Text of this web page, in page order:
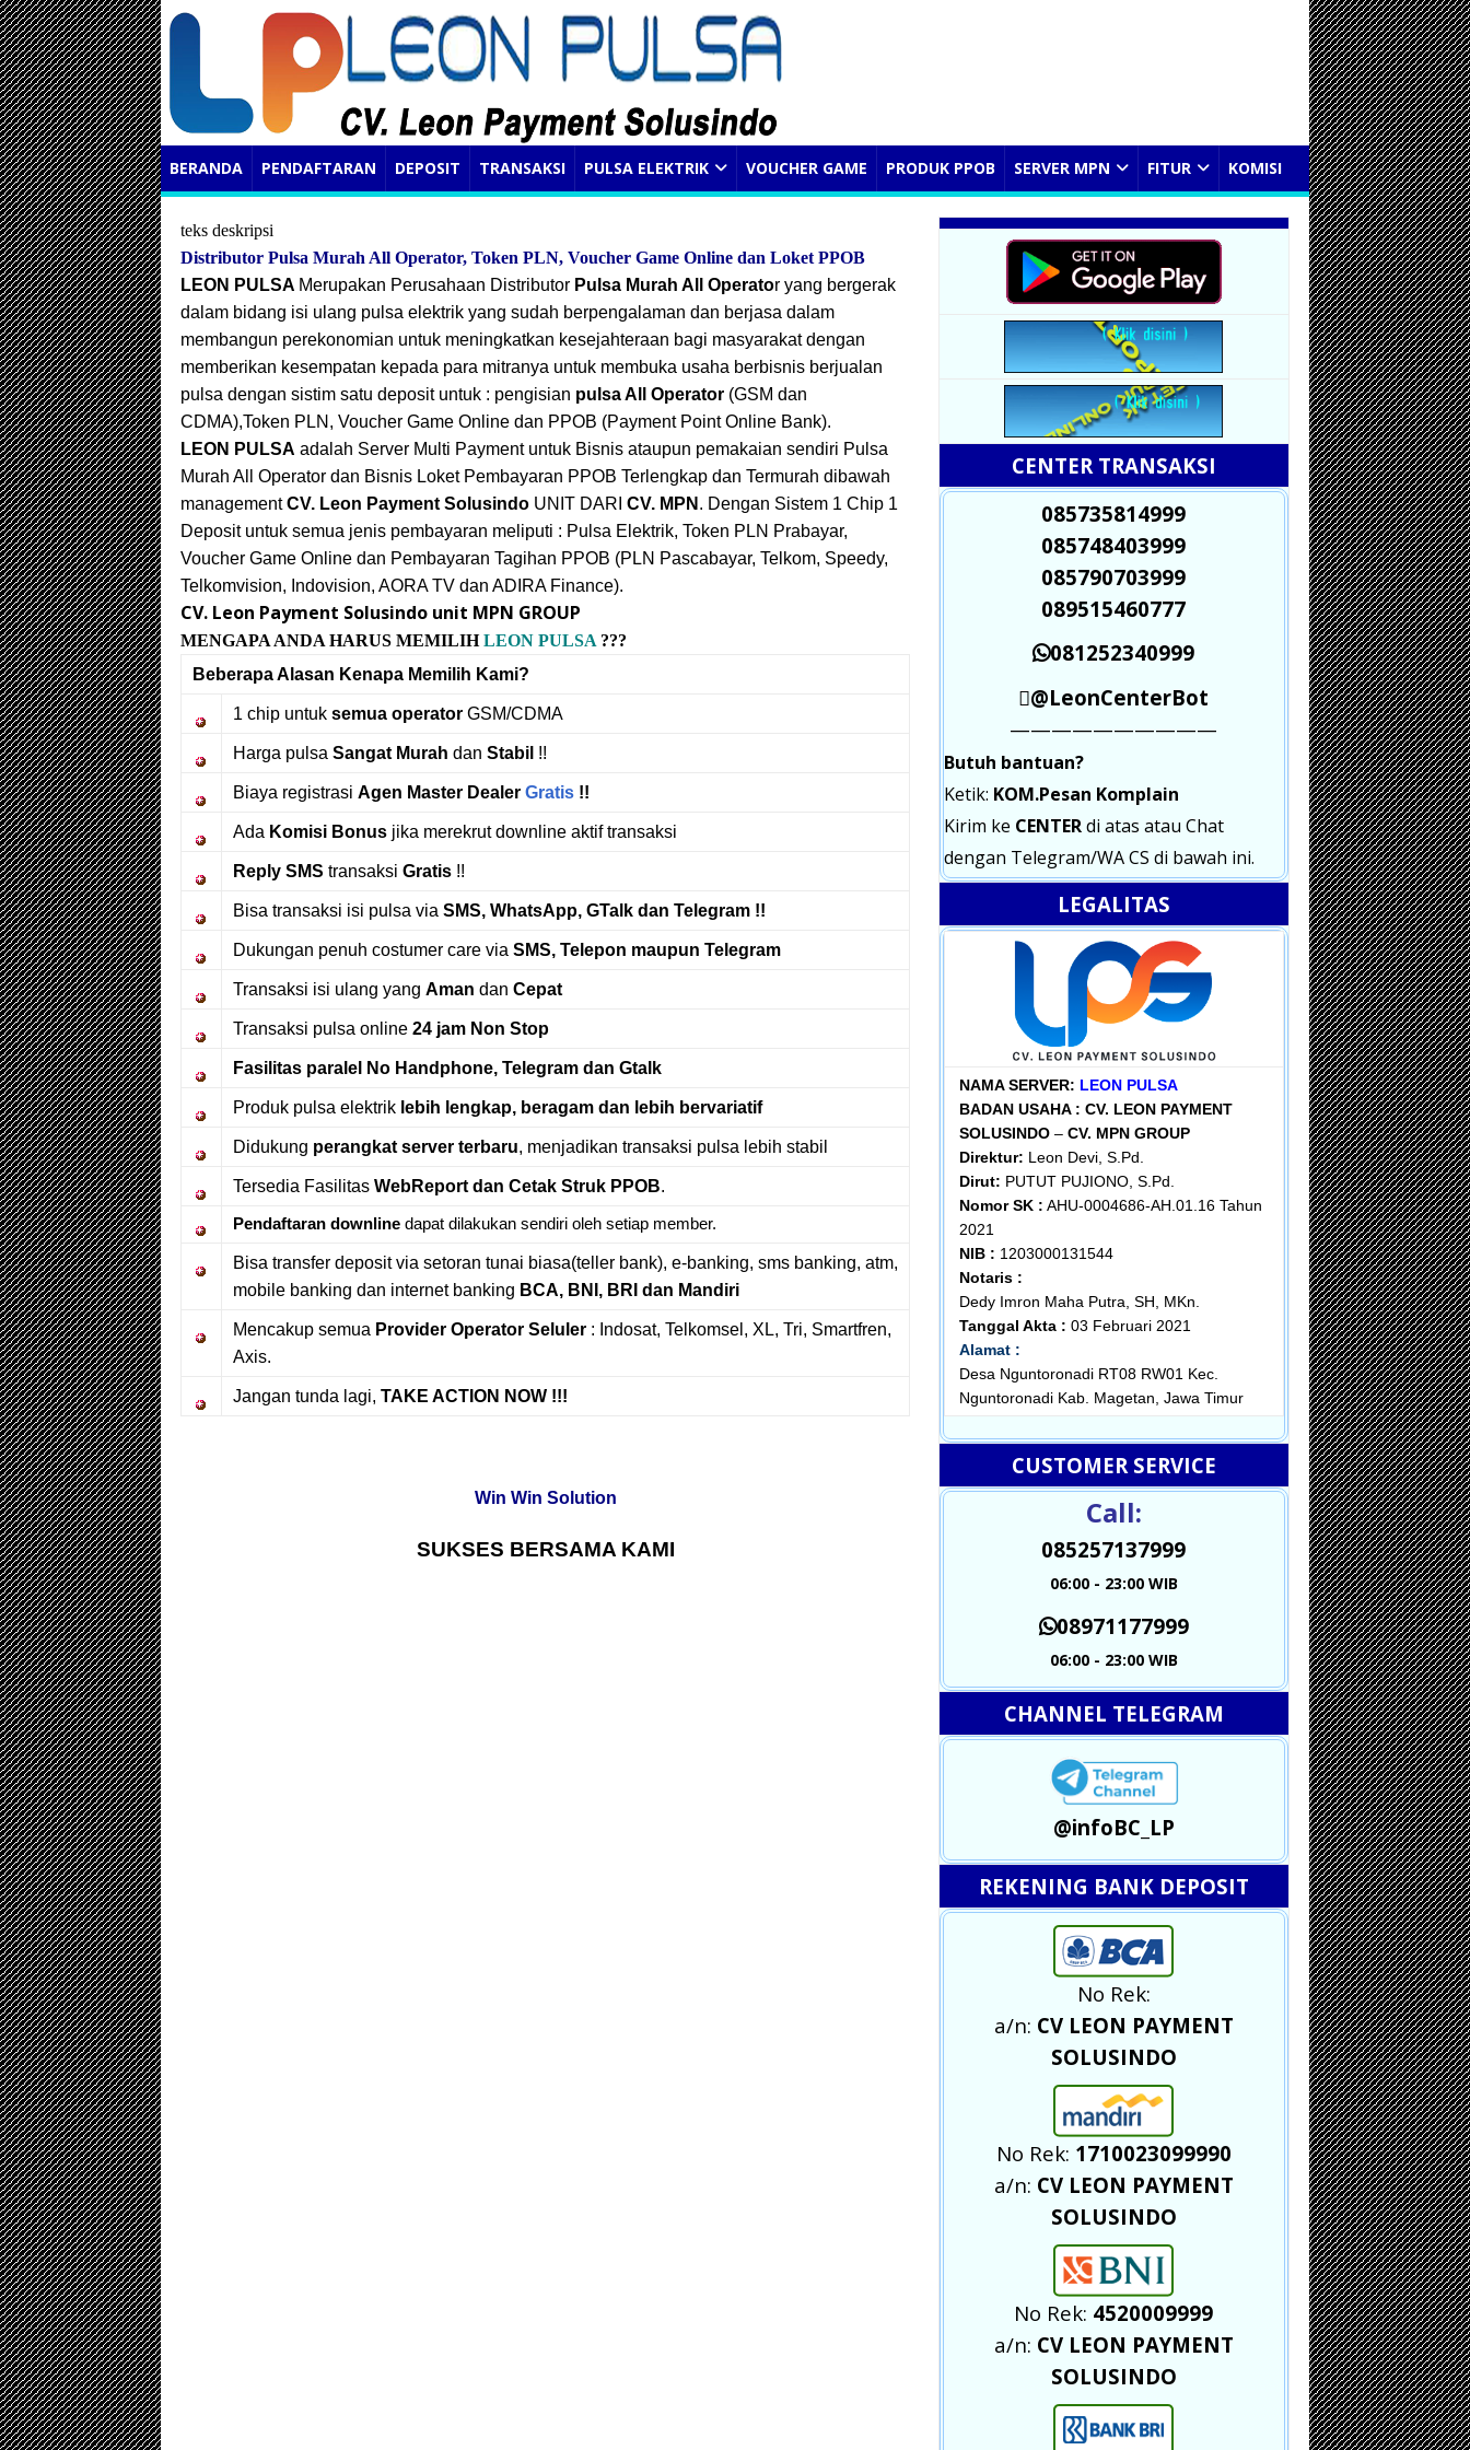
BERANDA PENDAFTARAN DEPOSIT TRANSAKSI PULSA ELEKTRIK VOUCHER GAME PRODUK PPOB SERVER MPN FITUR KOMISI
teks deskripsi
Distributor Pulsa Murah All Operator, Token PLN, Voucher Game Online dan Loket PPOB
LEON PULSA Merupakan Perusahaan Distributor Pulsa Murah All Operator yang bergerak
dalam bidang isi ulang pulsa elektrik yang sudah berpengalaman dan berjasa dalam
membangun perekonomian untuk meningkatkan kesejahteraan bagi masyarakat dengan
memberikan kesempatan kepada para mitranya untuk membuka usaha berbisnis berjualan
pulsa dengan sistim satu deposit untuk : pengisian pulsa All Operator (GSM dan
CDMA),Token PLN, Voucher Game Online dan PPOB (Payment Point Online Bank).
LEON PULSA adalah Server Multi Payment untuk Bisnis ataupun pemakaian sendiri Pulsa
Murah All Operator dan Bisnis Loket Pembayaran PPOB Terlengkap dan Termurah dibawah
managementCV. Leon Payment Solusindo UNIT DARI CV. MPN . Dengan Sistem 1 Chip 1
Deposit untuk semua jenis pembayaran meliputi : Pulsa Elektrik, Token PLN Prabayar,
Voucher Game Online dan Pembayaran Tagihan PPOB (PLN Pascabayar, Telkom, Speedy,
Telkomvision, Indovision, AORA TV dan ADIRA Finance).
CV. Leon Payment Solusindo unit MPN GROUP
MENGAPA ANDA HARUS MEMILIH LEON PULSA ???
Beberapa Alasan Kenapa Memilih Kami?
1 chip untuk semua operator GSM/CDMA
Harga pulsa Sangat Murah dan Stabil !!
Biaya registrasi Agen Master Dealer Gratis !!
Ada Komisi Bonus jika merekrut downline aktif transaksi
Reply SMS transaksi Gratis !!
Bisa transaksi isi pulsa via SMS, WhatsApp, GTalk dan Telegram !!
Dukungan penuh costumer care via SMS, Telepon maupun Telegram
Transaksi isi ulang yang Aman dan Cepat
Transaksi pulsa online 24 jam Non Stop
Fasilitas paralel No Handphone, Telegram dan Gtalk
Produk pulsa elektrik lebih lengkap, beragam dan lebih bervariatif
Didukung perangkat server terbaru, menjadikan transaksi pulsa lebih stabil
Tersedia Fasilitas WebReport dan Cetak Struk PPOB.
Pendaftaran downline dapat dilakukan sendiri oleh setiap member.
Bisa transfer deposit via setoran tunai biasa(teller bank), e-banking, sms banking, atm,
mobile banking dan internet banking BCA, BNI, BRI dan Mandiri
Mencakup semua Provider Operator Seluler : Indosat, Telkomsel, XL, Tri, Smartfren,
Axis.
Jangan tunda lagi, TAKE ACTION NOW !!!
Win Win Solution
SUKSES BERSAMA KAMI
CENTER TRANSAKSI
085735814999
085748403999
085790703999
089515460777
081252340999
@LeonCenterBot
——————————
Butuh bantuan?
Ketik: KOM.Pesan Komplain
Kirim ke CENTERdi atas atau Chat
dengan Telegram/WA CS di bawah ini.
LEGALITAS
NAMA SERVER: LEON PULSA
BADAN USAHA : CV. LEON PAYMENT
SOLUSINDO – CV. MPN GROUP
Direktur: Leon Devi, S.Pd.
Dirut: PUTUT PUJIONO, S.Pd.
Nomor SK : AHU-0004686-AH.01.16 Tahun
2021
NIB : 1203000131544
Notaris :
Dedy Imron Maha Putra, SH, MKn.
Tanggal Akta : 03 Februari 2021
Alamat :
Desa Nguntoronadi RT08 RW01 Kec.
Nguntoronadi Kab. Magetan, Jawa Timur
CUSTOMER SERVICE
Call:
085257137999
06:00 - 23:00 WIB
08971177999
06:00 - 23:00 WIB
CHANNEL TELEGRAM
@infoBC_LP
REKENING BANK DEPOSIT
No Rek:
a/n: CV LEON PAYMENT
SOLUSINDO
No Rek: 1710023099990
a/n: CV LEON PAYMENT
SOLUSINDO
No Rek: 4520009999
a/n: CV LEON PAYMENT
SOLUSINDO